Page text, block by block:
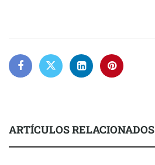
ARTÍCULOS RELACIONADOS